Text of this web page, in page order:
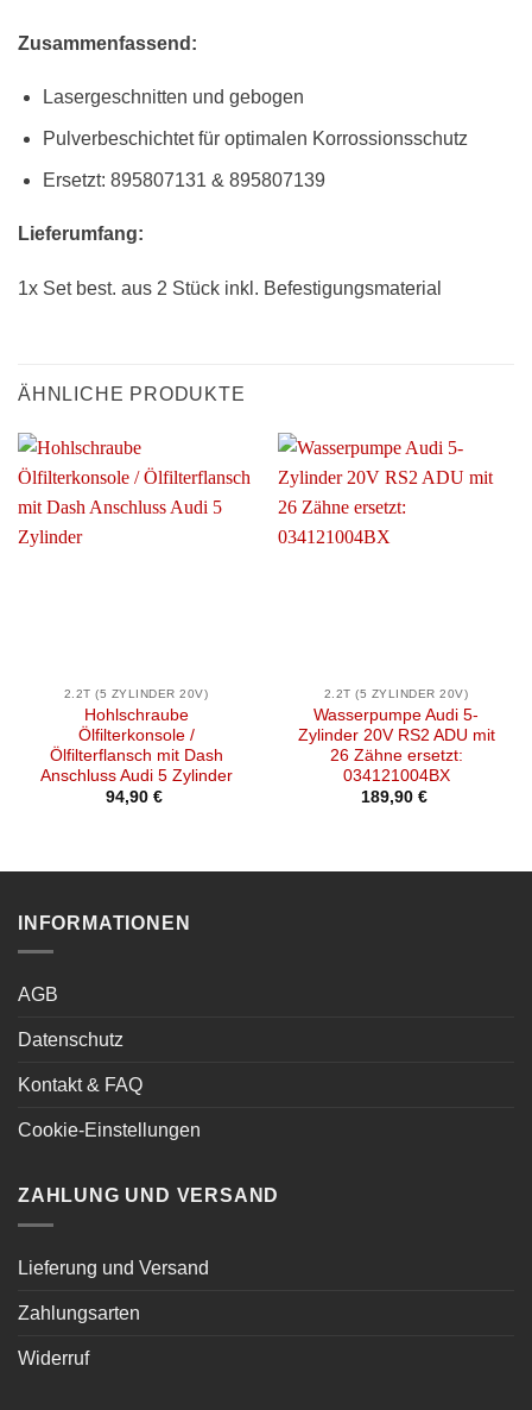
Zusammenfassend:
Lasergeschnitten und gebogen
Pulverbeschichtet für optimalen Korrossionsschutz
Ersetzt: 895807131 & 895807139
Lieferumfang:
1x Set best. aus 2 Stück inkl. Befestigungsmaterial
ÄHNLICHE PRODUKTE
2.2T (5 ZYLINDER 20V)
Hohlschraube
Ölfilterkonsole /
Ölfilterflansch mit Dash
Anschluss Audi 5 Zylinder
94,90 €
2.2T (5 ZYLINDER 20V)
Wasserpumpe Audi 5-
Zylinder 20V RS2 ADU mit
26 Zähne ersetzt:
034121004BX
189,90 €
INFORMATIONEN
AGB
Datenschutz
Kontakt & FAQ
Cookie-Einstellungen
ZAHLUNG UND VERSAND
Lieferung und Versand
Zahlungsarten
Widerruf